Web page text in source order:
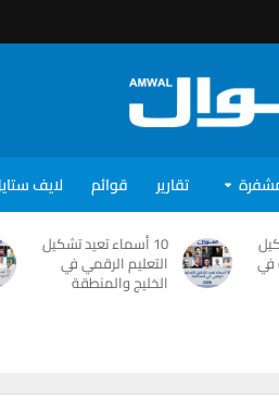
تقارير قوائم لايف
في
10 أسماء تعيد تشكيل
التعليم الرقمي في
الخليج والمنطقة